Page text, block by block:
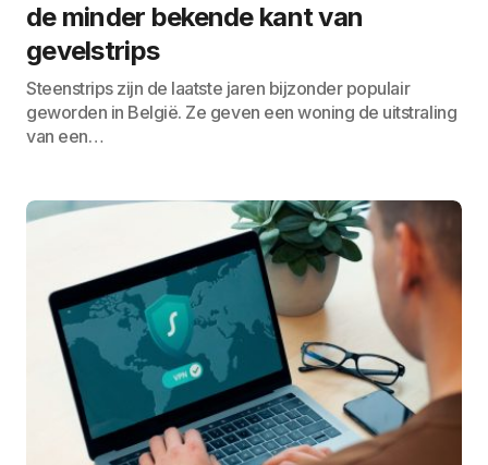
de minder bekende kant van
gevelstrips
Steenstrips zijn de laatste jaren bijzonder populair
geworden in België. Ze geven een woning de uitstraling
van een…